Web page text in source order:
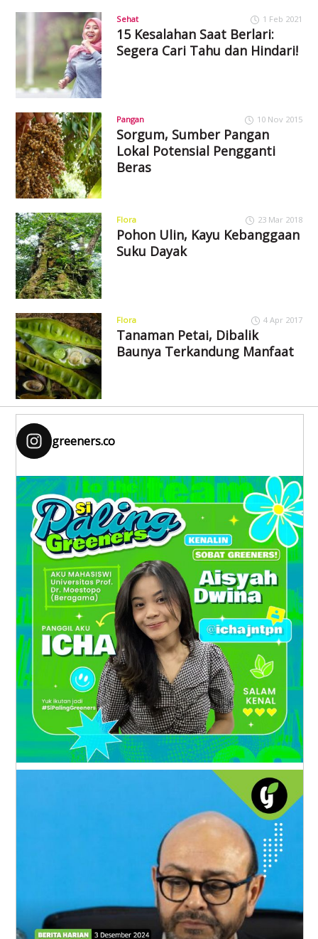
Sehat 1 Feb 2021
15 Kesalahan Saat Berlari:
Segera Cari Tahu dan Hindari!
Pangan 10 Nov 2015
Sorgum, Sumber Pangan
Lokal Potensial Pengganti
Beras
Flora 23 Mar 2018
Pohon Ulin, Kayu Kebanggaan
Suku Dayak
Flora 4 Apr 2017
Tanaman Petai, Dibalik
Baunya Terkandung Manfaat
greeners.co